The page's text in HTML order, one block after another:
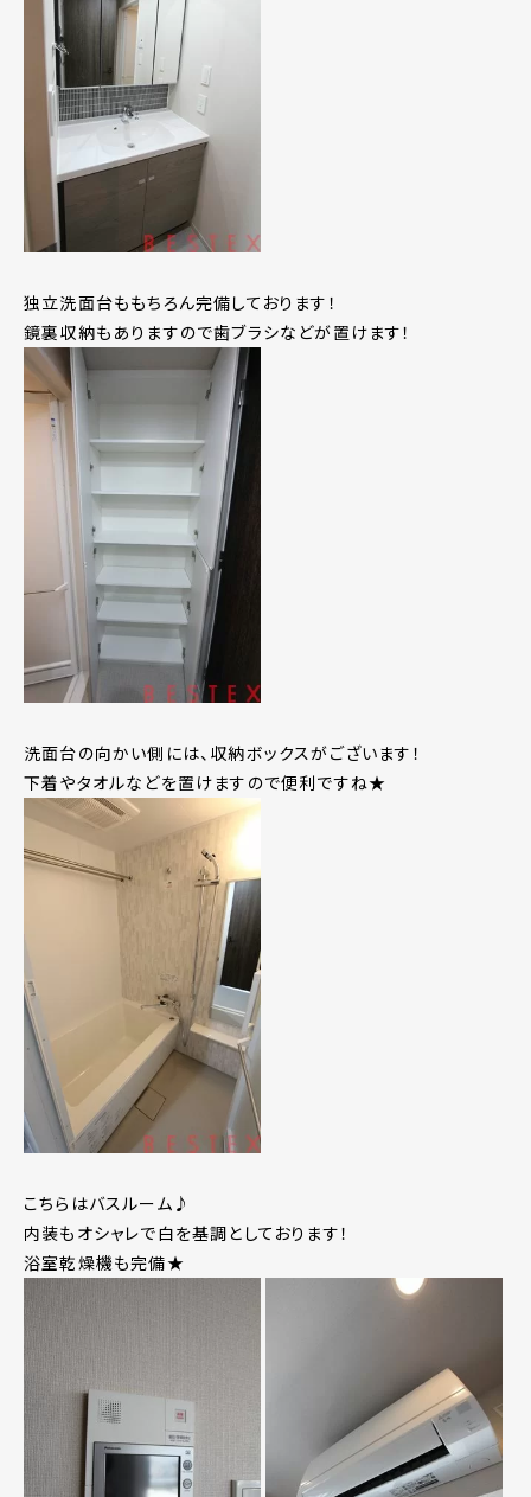
独立洗面台ももちろん完備しております！
鏡裏収納もありますので歯ブラシなどが置けます！
洗面台の向かい側には、収納ボックスがございます！
下着やタオルなどを置けますので便利ですね★
こちらはバスルーム♪
内装もオシャレで白を基調としております！
浴室乾燥機も完備★